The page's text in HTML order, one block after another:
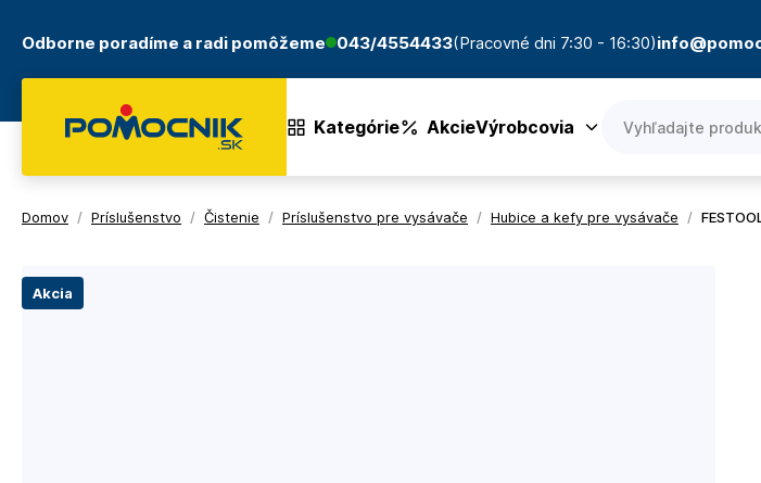
Odborne poradíme a radi pomôžeme 043/4554433(Pracovné dni 7:30 - 16:30)
Kategórie AkcieVýrobcovia
Domov / Príslušenstvo / Čistenie / Príslušenstvo pre vysávače / Hubice a kefy pre vysávače /
Akcia